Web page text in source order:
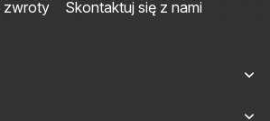
zwroty
Skontaktuj się z nami